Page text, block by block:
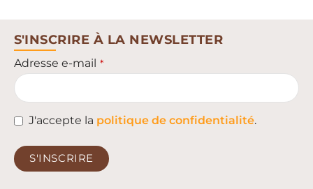
S'INSCRIRE À LA NEWSLETTER
Adresse e-mail *
J'accepte la politique de confidentialité.
S'INSCRIRE